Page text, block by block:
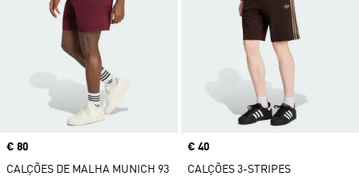
Price
€ 80
CALÇÕES DE MALHA MUNICH 93
Price
€ 40
CALÇÕES 3-STRIPES